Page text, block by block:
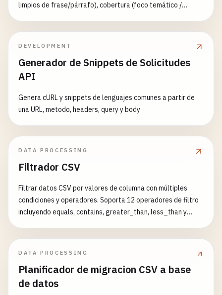
limpios de frase/párrafo), cobertura (foco temático /
DEVELOPMENT
Generador de Snippets de Solicitudes
API
Genera cURL y snippets de lenguajes comunes a partir de
una URL, metodo, headers, query y body
DATA PROCESSING
Filtrador CSV
Filtrar datos CSV por valores de columna con múltiples
condiciones y operadores. Soporta 12 operadores de filtro
incluyendo equals, contains, greater_than, less_than y
"greater_equal", "value": "80"}] [{"column": "nombre",
"operator": "contains", "value": "juan"}, {"column": "email",
DATA PROCESSING
Planificador de migracion CSV a base
de datos